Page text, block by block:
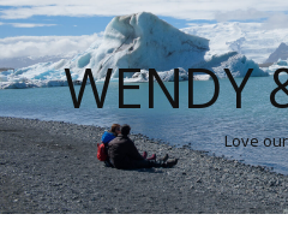
WENDY
Love